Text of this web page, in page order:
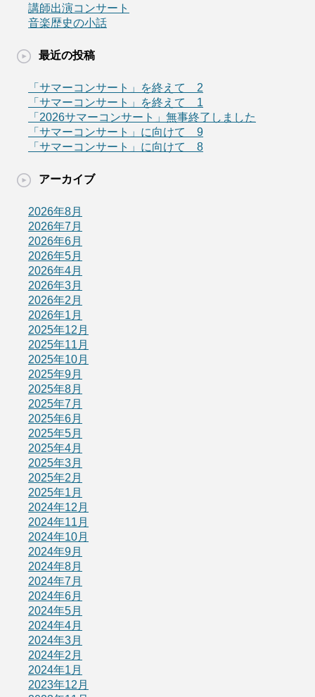
講師出演コンサート
音楽歴史の小話
最近の投稿
「サマーコンサート」を終えて 2
「サマーコンサート」を終えて 1
「2026サマーコンサート」無事終了しました
「サマーコンサート」に向けて 9
「サマーコンサート」に向けて 8
アーカイブ
2026年8月
2026年7月
2026年6月
2026年5月
2026年4月
2026年3月
2026年2月
2026年1月
2025年12月
2025年11月
2025年10月
2025年9月
2025年8月
2025年7月
2025年6月
2025年5月
2025年4月
2025年3月
2025年2月
2025年1月
2024年12月
2024年11月
2024年10月
2024年9月
2024年8月
2024年7月
2024年6月
2024年5月
2024年4月
2024年3月
2024年2月
2024年1月
2023年12月